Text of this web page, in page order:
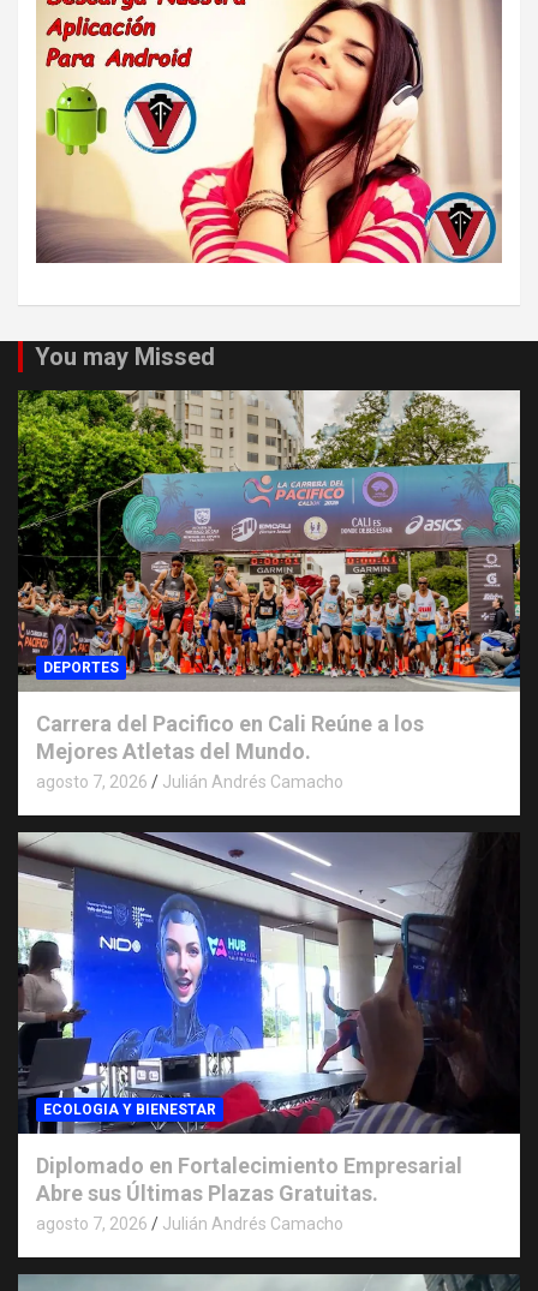
You may Missed
DEPORTES
Carrera del Pacifico en Cali Reúne a los
Mejores Atletas del Mundo.
agosto 7, 2026 Julián Andrés Camacho
ECOLOGIA Y BIENESTAR
Diplomado en Fortalecimiento Empresarial
Abre sus Últimas Plazas Gratuitas.
agosto 7, 2026 Julián Andrés Camacho